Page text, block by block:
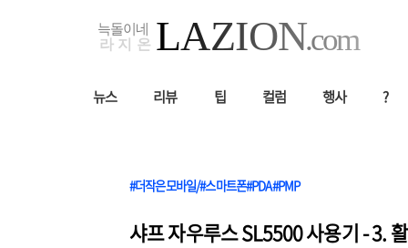
뉴스 리뷰 팁 컬럼 행사 ?
#더작은모바일/#스마트폰#PDA#PMP
샤프 자우루스 SL5500 사용기 - 3.